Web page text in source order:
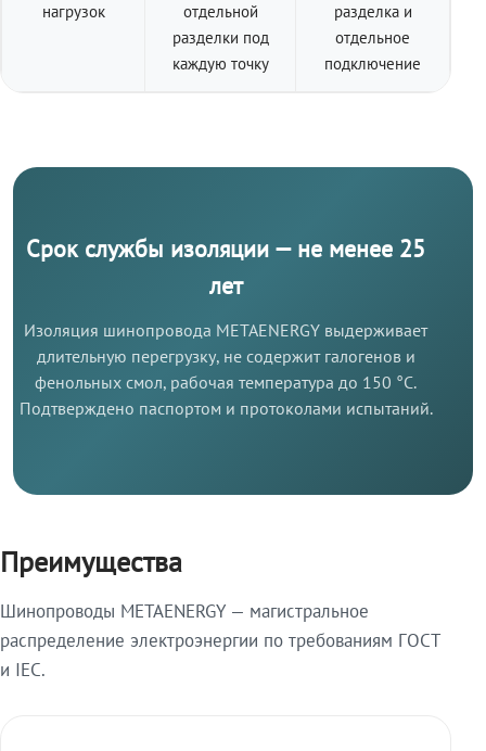
нагрузок
отдельной
разделки под
каждую точку
разделка и
отдельное
подключение
Срок службы изоляции — не менее 25
лет
Изоляция шинопровода METAENERGY выдерживает
длительную перегрузку, не содержит галогенов и
фенольных смол, рабочая температура до 150 °C.
Подтверждено паспортом и протоколами испытаний.
Преимущества
Шинопроводы METAENERGY — магистральное
распределение электроэнергии по требованиям ГОСТ
и IEC.